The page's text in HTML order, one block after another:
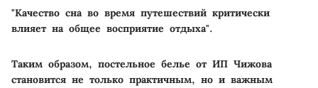
"Качество сна во время путешествий критически
влияет на общее восприятие отдыха".
Таким образом, постельное белье от ИП Чижова
становится не только практичным, но и важным